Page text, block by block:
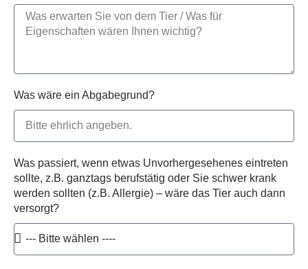
Was wäre ein Abgabegrund?
Was passiert, wenn etwas Unvorhergesehenes eintreten
sollte, z.B. ganztags berufstätig oder Sie schwer krank
werden sollten (z.B. Allergie) – wäre das Tier auch dann
versorgt?